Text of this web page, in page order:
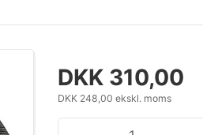
DKK 310,00
DKK 248,00 ekskl. moms